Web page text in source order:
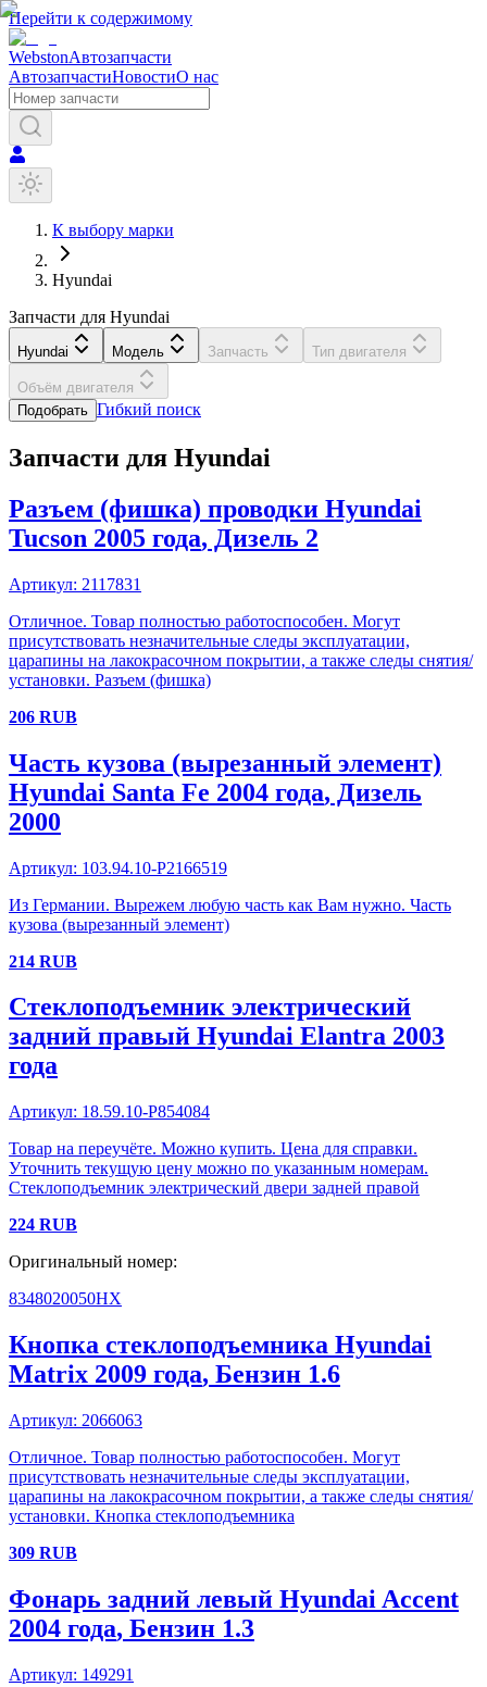
Перейти к содержимому
WebstonАвтозапчасти
АвтозапчастиНовостиО нас
К выбору марки
Hyundai
Запчасти для Hyundai
Hyundai Модель Запчасть Тип двигателя
Объём двигателя
Подобрать Гибкий поиск
Запчасти для Hyundai
Разъем (фишка) проводки Hyundai
Tucson 2005 года, Дизель 2
Артикул: 2117831
Отличное. Товар полностью работоспособен. Могут
присутствовать незначительные следы эксплуатации,
царапины на лакокрасочном покрытии, а также следы снятия/
установки. Разъем (фишка)
206 RUB
Часть кузова (вырезанный элемент)
Hyundai Santa Fe 2004 года, Дизель
2000
Артикул: 103.94.10-P2166519
Из Германии. Вырежем любую часть как Вам нужно. Часть
кузова (вырезанный элемент)
214 RUB
Стеклоподъемник электрический
задний правый Hyundai Elantra 2003
года
Артикул: 18.59.10-P854084
Товар на переучёте. Можно купить. Цена для справки.
Уточнить текущую цену можно по указанным номерам.
Стеклоподъемник электрический двери задней правой
224 RUB
Оригинальный номер:
8348020050HX
Кнопка стеклоподъемника Hyundai
Matrix 2009 года, Бензин 1.6
Артикул: 2066063
Отличное. Товар полностью работоспособен. Могут
присутствовать незначительные следы эксплуатации,
царапины на лакокрасочном покрытии, а также следы снятия/
установки. Кнопка стеклоподъемника
309 RUB
Фонарь задний левый Hyundai Accent
2004 года, Бензин 1.3
Артикул: 149291